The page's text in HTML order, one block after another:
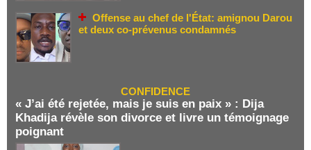
Offense au chef de l'État: amignou Darou
et deux co-prévenus condamnés
CONFIDENCE
« J’ai été rejetée, mais je suis en paix » : Dija
Khadija révèle son divorce et livre un témoignage
poignant